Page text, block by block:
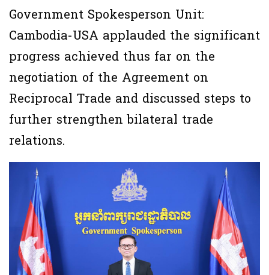
Government Spokesperson Unit:
Cambodia-USA applauded the significant
progress achieved thus far on the
negotiation of the Agreement on
Reciprocal Trade and discussed steps to
further strengthen bilateral trade
relations.